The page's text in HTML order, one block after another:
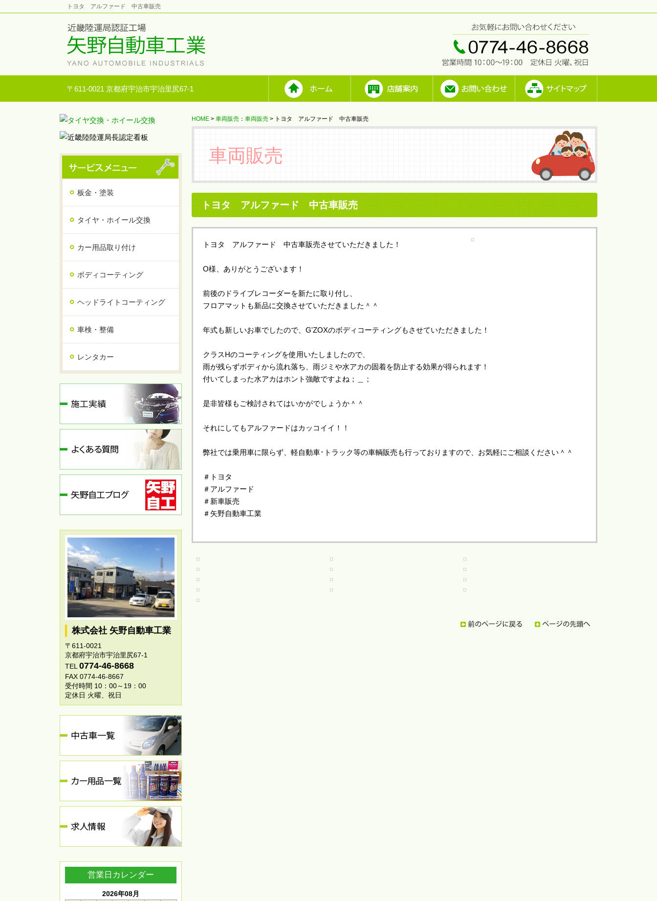
トヨタ アルファード 中古車販売
〒611-0021 京都府宇治市宇治里尻67-1
HOME > 車両販売 ： 車両販売 > トヨタ アルファード 中古車販売
車両販売
トヨタ アルファード 中古車販売
トヨタ アルファード 中古車販売させていただきました！
O様、ありがとうございます！
前後のドライブレコーダーを新たに取り付し、
フロアマットも新品に交換させていただきました＾＾
年式も新しいお車でしたので、G'ZOXのボディコーティングもさせていただきました！
クラスHのコーティングを使用いたしましたので、
雨が残らずボディから流れ落ち、雨ジミや水アカの固着を防止する効果が得られます！
付いてしまった水アカはホント強敵ですよね；＿；
是非皆様もご検討されてはいかがでしょうか＾＾
それにしてもアルファードはカッコイイ！！
弊社では乗用車に限らず、軽自動車･トラック等の車輌販売も行っておりますので、お気軽にご相談ください＾＾
＃トヨタ
＃アルファード
＃新車販売
＃矢野自動車工業
板金・塗装
タイヤ・ホイール交換
カー用品取り付け
ボディコーティング
ヘッドライトコーティング
車検・整備
レンタカー
株式会社 矢野自動車工業
〒611-0021
京都府宇治市宇治里尻67-1
TEL0774-46-8668
FAX 0774-46-8667
受付時間 10：00～19：00
定休日 火曜、祝日
営業日カレンダー
2026年08月